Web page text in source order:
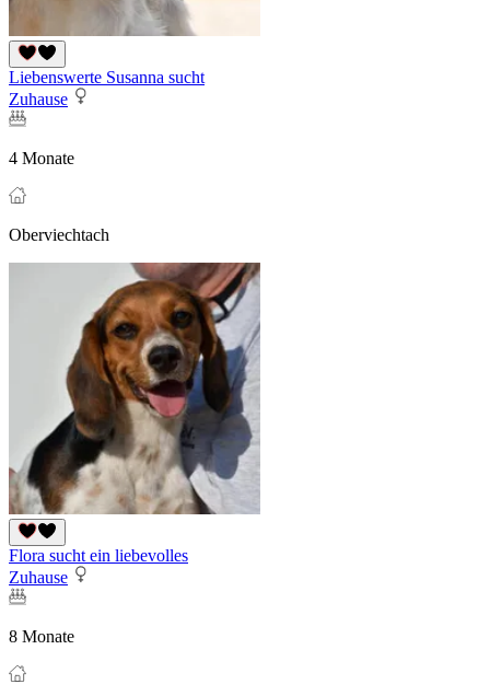
Liebenswerte Susanna sucht
Zuhause
4 Monate
Oberviechtach
Flora sucht ein liebevolles
Zuhause
8 Monate